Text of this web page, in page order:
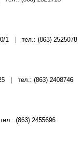
1 тел.: (863) 2525078
тел.: (863) 2408746
(863) 2455696